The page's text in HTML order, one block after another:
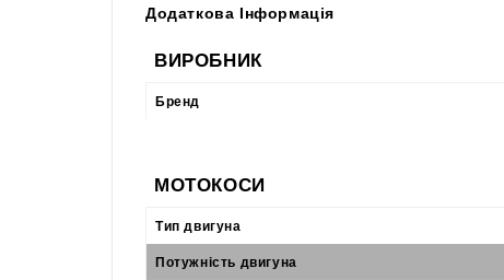
Додаткова Інформація
ВИРОБНИК
Бренд
МОТОКОСИ
Тип двигуна
Потужність двигуна